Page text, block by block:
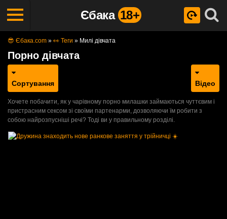
Єбака 18+
😎 Єбака.com » 👀 Теги » Милі дівчата
Порно дівчата
Сортування Відео
Хочете побачити, як у чарівному порно милашки займаються чуттєвим і
пристрасним сексом зі своїми партенарми, дозволяючи їм робити з
собою найрозпусніші речі? Тоді ви у правильному розділі.